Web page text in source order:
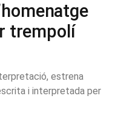
trempolí
estrena
i interpretada per